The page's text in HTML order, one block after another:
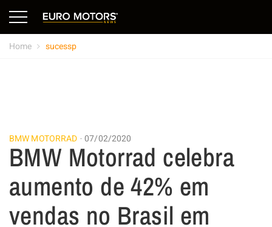
Home sucessp
BMW MOTORRAD 07/02/2020
BMW Motorrad celebra
aumento de 42% em
vendas no Brasil em